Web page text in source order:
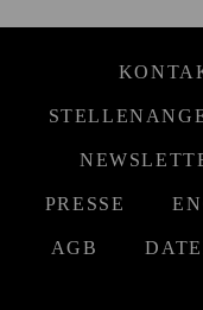
PRESSE
AGB